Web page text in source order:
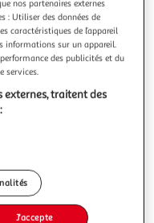
& Chiens Idéale pour
: Naturel
Ajouter au panier
Ajouter à une liste
nos partenaires externes
: Utiliser des données de
caractéristiques de l’appareil
informations sur un appareil.
des publicités et du
services.
externes, traitent des
J'accepte